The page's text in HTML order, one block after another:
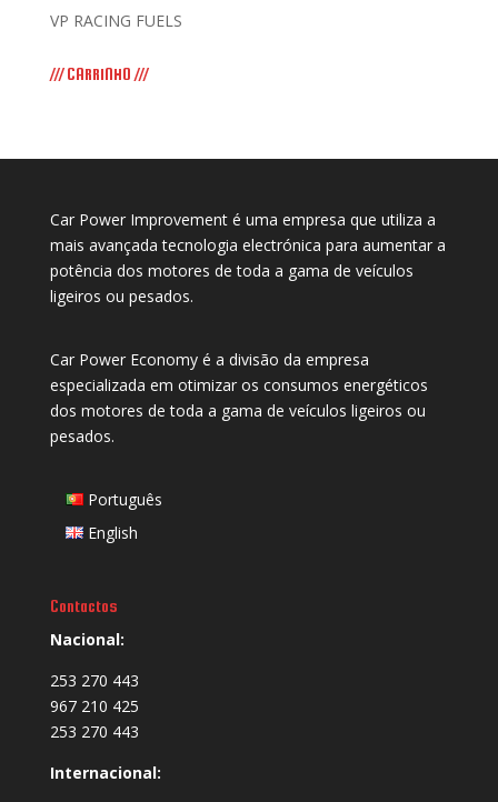
VP RACING FUELS
/// CARRINHO ///
Car Power Improvement é uma empresa que utiliza a
mais avançada tecnologia electrónica para aumentar a
potência dos motores de toda a gama de veículos
ligeiros ou pesados.
Car Power Economy é a divisão da empresa
especializada em otimizar os consumos energéticos
dos motores de toda a gama de veículos ligeiros ou
pesados.
Português
English
Contactos
Nacional:
253 270 443
967 210 425
253 270 443
Internacional: